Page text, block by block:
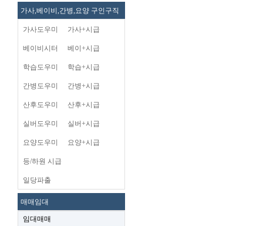
가사,베이비,간병,요양 구인구직
가사도우미 가사+시급
베이비시터 베이+시급
학습도우미 학습+시급
간병도우미 간병+시급
산후도우미 산후+시급
실버도우미 실버+시급
요양도우미 요양+시급
등/하원 시급
일당파출
매매임대
임대매매